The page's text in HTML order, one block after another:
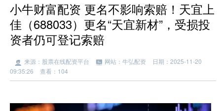
小牛财富配资 更名不影响索赔！天宜上
佳（688033）更名“天宜新材”，受损投
资者仍可登记索赔
来源：股票在线配资平台 网站：牛弘配资
日期：2025-11-20
09:35:26
查看：104